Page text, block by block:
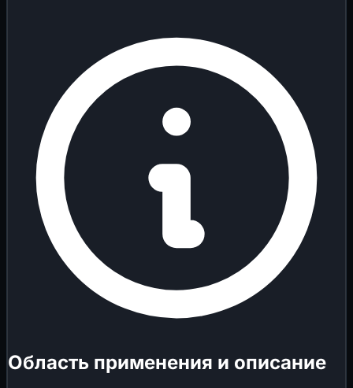
Область применения и описание